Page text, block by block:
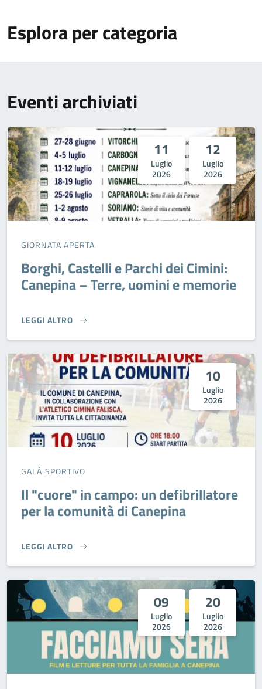
Esplora per categoria
Eventi archiviati
11
Luglio
2026
12
Luglio
2026
GIORNATA APERTA
Borghi, Castelli e Parchi dei Cimini:
Canepina – Terre, uomini e memorie
LEGGI ALTRO
BORGHI, CASTELLI E PARCHI DEI CIMINI: CANEPINA –
10
Luglio
2026
GALÀ SPORTIVO
Il "cuore" in campo: un defibrillatore
per la comunità di Canepina
LEGGI ALTRO
IL "CUORE" IN CAMPO: UN DEFIBRILLATORE PER LA
09
Luglio
2026
20
Luglio
2026